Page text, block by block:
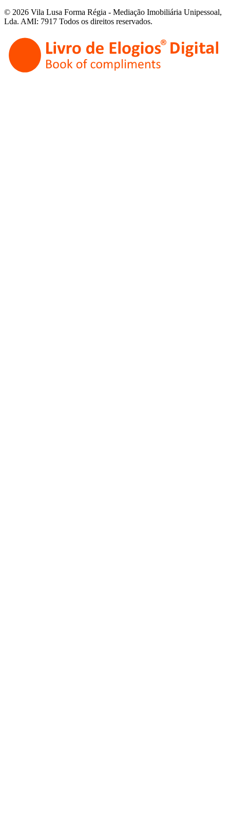
© 2026 Vila Lusa Forma Régia - Mediação Imobiliária Unipessoal,
Lda. AMI: 7917 Todos os direitos reservados.